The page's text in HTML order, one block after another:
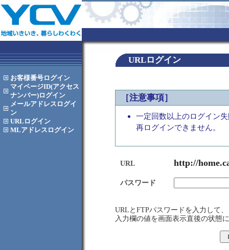
お客様番号ログイン
マイページID(アクセス
ナンバー)ログイン
メールアドレス ログイ
ン
URL ログイン
MLアドレス ログイン
URLログイン
［注意事項］
一定回数以上のログイン
再ログインできません。
URL http://
パスワード
URLとFTPパスワードを入力して
入力欄の値を画面表示直後の状態